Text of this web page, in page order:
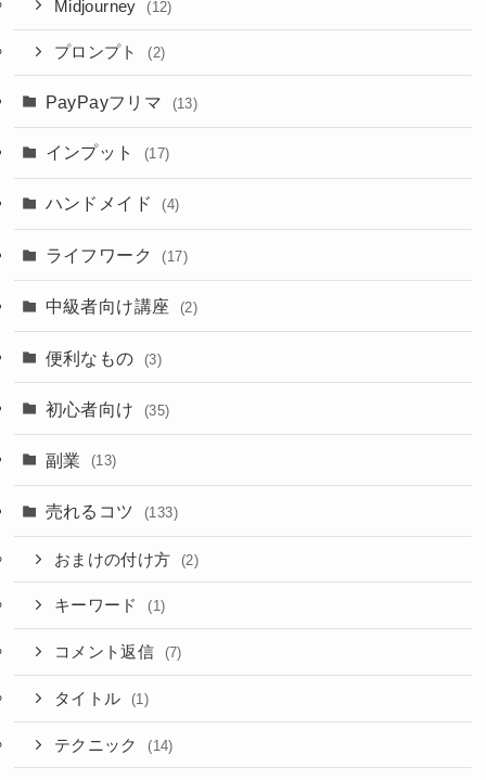
Midjourney (12)
プロンプト (2)
PayPayフリマ (13)
インプット (17)
ハンドメイド (4)
ライフワーク (17)
中級者向け講座 (2)
便利なもの (3)
初心者向け (35)
副業 (13)
売れるコツ (133)
おまけの付け方 (2)
キーワード (1)
コメント返信 (7)
タイトル (1)
テクニック (14)